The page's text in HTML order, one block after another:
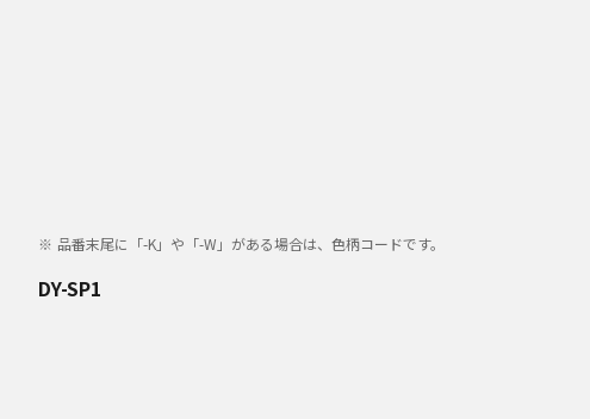
品番末尾に「-K」や「-W」がある場合は、色柄コードです。
DY-SP1